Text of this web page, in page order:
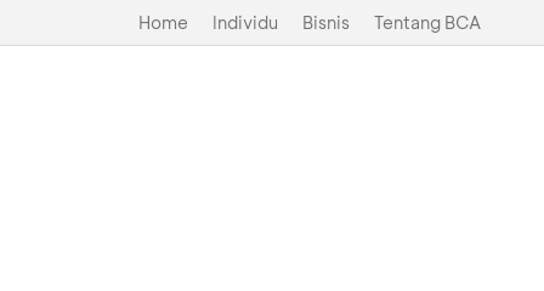
Home Individu Bisnis Tentang BCA